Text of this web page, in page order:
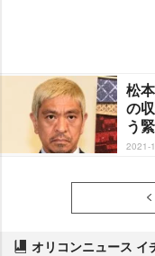
松
の
う
2021-
オリコンニュース イ